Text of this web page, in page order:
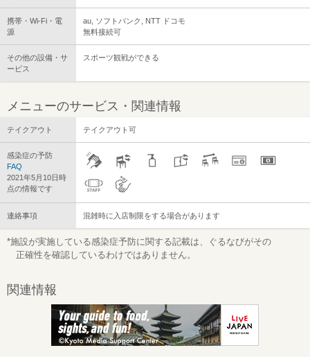
携帯・Wi-Fi・電
源
au, ソフトバンク, NTT ドコモ
無料接続可
その他の設備・サ
ービス
スポーツ観戦ができる
メニューのサービス・関連情報
テイクアウト テイクアウト可
感染症の予防
FAQ
2021年5月10日時
点の情報です
連絡事項 混雑時に入店制限をする場合があります
*施設が実施している感染症予防に関する記載は、ぐるなびがその
正確性を確認しているわけではありません。
関連情報